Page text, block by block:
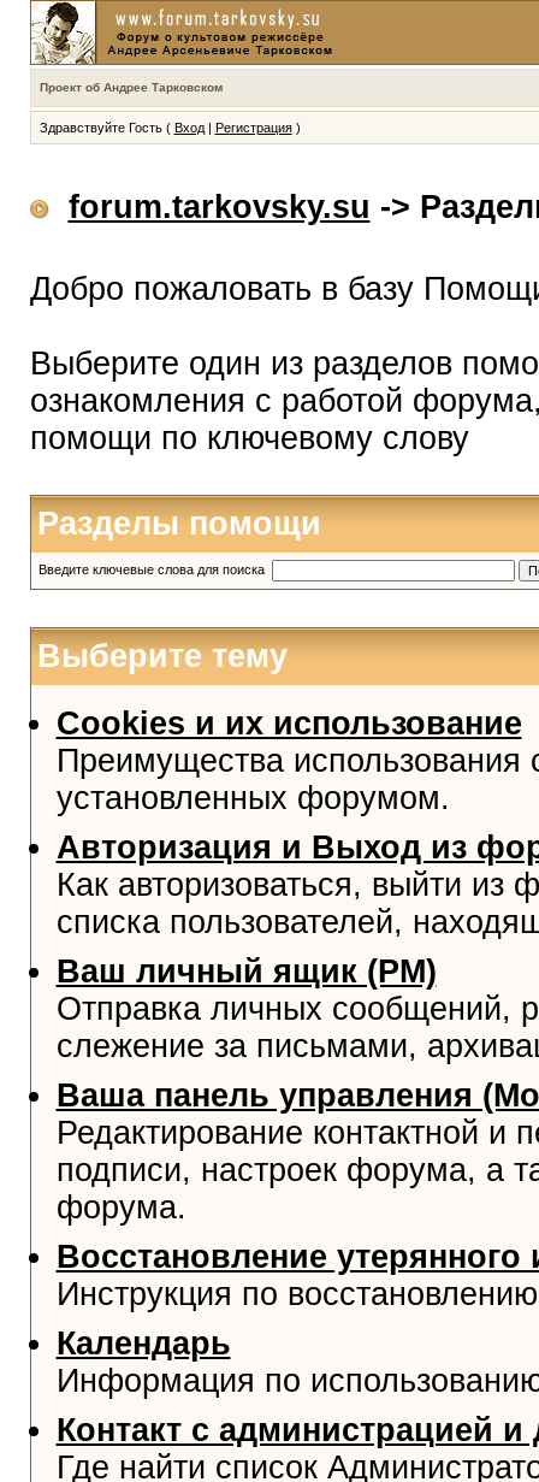
Проект об Андрее Тарковском
Здравствуйте Гость ( Вход| Регистрация)
forum.tarkovsky.su ->
Добро пожаловать в базу
Выберите один из разделов
ознакомления с работой
помощи по ключевому слову
Разделы помощи
Введите ключевые слова для поиска
Выберите тему
Cookies и их использование
Преимущества
установленных форумом.
Авторизация и Выход из
Как авторизоваться, выйти из
списка пользователей,
Ваш личный ящик (PM)
Отправка личных сообщений,
слежение за письмами,
Ваша панель управления
Редактирование контактной
подписи, настроек форума, а
форума.
Восстановление
Инструкция по
Календарь
Информация по
Контакт с администрацией
Где найти список